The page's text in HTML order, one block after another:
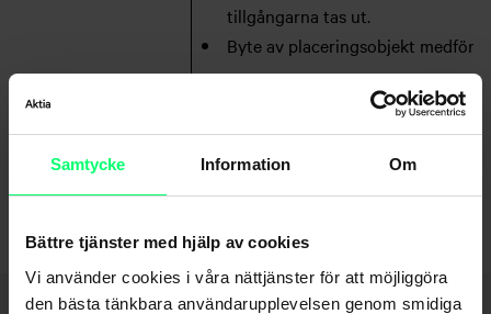
Samtycke Information Om
Bättre tjänster med hjälp av cookies
Vi använder cookies i våra nättjänster för att möjliggöra
den bästa tänkbara användarupplevelsen genom smidiga
tillgångarna tas ut.
Byte av placeringsobjekt medför
Innehåller
produkten en
livförsäkring?
En livförsäkring som motsvarar
besparingen och som vid